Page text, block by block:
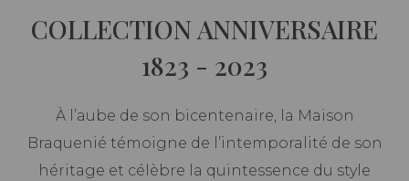
COLLECTION ANNIVERSAIRE
1823 - 2023
À l’aube de son bicentenaire, la Maison
Braquenié témoigne de l’intemporalité de son
héritage et célèbre la quintessence du style